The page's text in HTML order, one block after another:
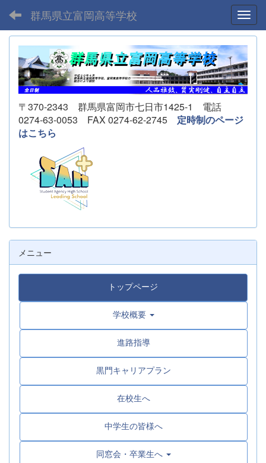
群馬県立富岡高等学校
〒370-2343 群馬県富岡市七日市1425-1 電話
0274-63-0053 FAX 0274-62-2745 定時制のページ
はこちら
メニュー
トップページ
学校概要
進路指導
黒門キャリアプラン
在校生へ
中学生の皆様へ
同窓会・卒業生へ